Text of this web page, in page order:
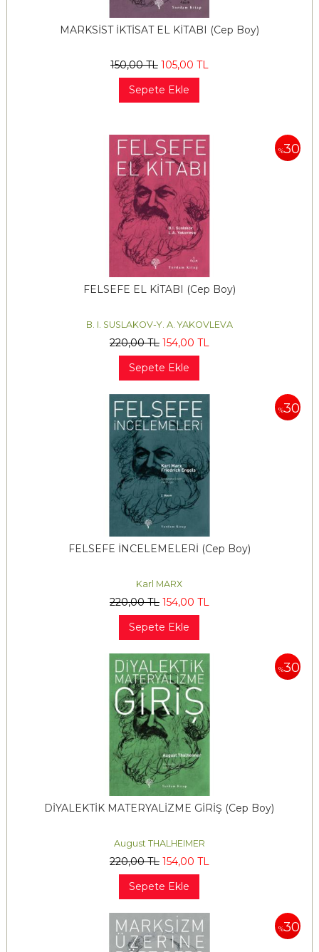
MARKSİST İKTİSAT EL KİTABI (Cep Boy)
150,00TL 105,00 TL
Sepete Ekle
%30
FELSEFE EL KİTABI (Cep Boy)
B. I. SUSLAKOV-Y. A. YAKOVLEVA
220,00TL 154,00 TL
Sepete Ekle
%30
FELSEFE İNCELEMELERİ (Cep Boy)
Karl MARX
220,00TL 154,00 TL
Sepete Ekle
%30
DİYALEKTİK MATERYALİZME GİRİŞ (Cep Boy)
August THALHEIMER
220,00TL 154,00 TL
Sepete Ekle
%30